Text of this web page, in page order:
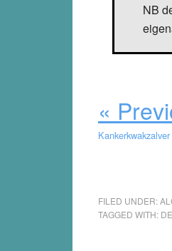
NB
«
FILED UNDER:
TAGGED WITH: